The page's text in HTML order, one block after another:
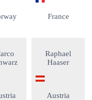
France
Raphael
Haaser
Austria